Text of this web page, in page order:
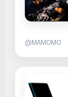
@MAMOMO